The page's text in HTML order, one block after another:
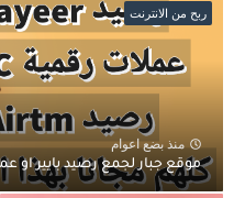
ربح من الانترنت
منذ بضع اعوام
موقع جبار لجمع رصيد بايير او